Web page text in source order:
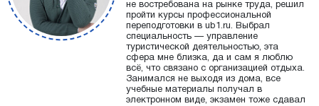
не востребована на рынке труда, решил
пройти курсы профессиональной
переподготовки в ub1.ru. Выбрал
специальность — управление
туристической деятельностью, эта
сфера мне близка, да и сам я люблю
всё, что связано с организацией отдыха.
Занимался не выходя из дома, все
учебные материалы получал в
электронном виде, экзамен тоже сдавал